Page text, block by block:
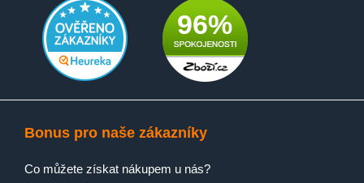
SensiCare
96%
Bonus pro naše zákazníky
Co můžete získat nákupem u nás?